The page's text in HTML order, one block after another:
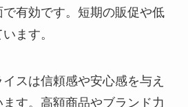
有効です。短期の販促や低
ます。
スは信頼感や安心感を与え
す。高額商品やブランド力